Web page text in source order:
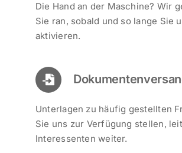
Die Hand an der Maschine? Wir
Sie ran, sobald und so lange Sie
aktivieren.
Unterlagen zu häufig gestellten
Sie uns zur Verfügung stellen,
Interessenten weiter.